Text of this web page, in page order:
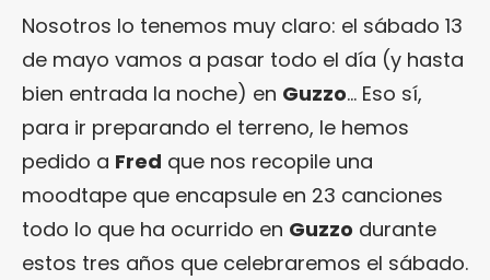
Nosotros lo tenemos muy claro: el sábado 13
de mayo vamos a pasar todo el día (y hasta
bien entrada la noche) en Guzzo… Eso sí,
para ir preparando el terreno, le hemos
pedido a Fred que nos recopile una
moodtape que encapsule en 23 canciones
todo lo que ha ocurrido en Guzzo durante
estos tres años que celebraremos el sábado.